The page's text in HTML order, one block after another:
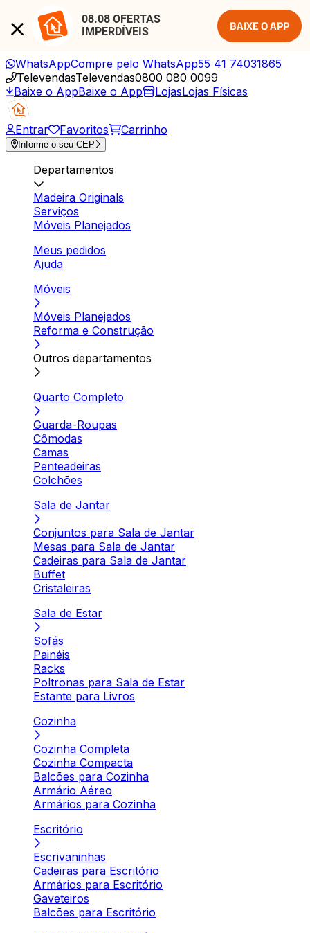
08.08 OFERTAS
IMPERDÍVEIS
BAIXE O APP
WhatsAppCompre pelo WhatsApp55 41 74031865
TelevendasTelevendas0800 080 0099
Baixe o AppBaixe o App LojasLojas Físicas
Entrar Favoritos Carrinho
Informe o seu CEP
Departamentos
Madeira Originals
Serviços
Móveis Planejados
Meus pedidos
Ajuda
Móveis
Móveis Planejados
Reforma e Construção
Outros departamentos
Quarto Completo
Guarda-Roupas
Cômodas
Camas
Penteadeiras
Colchões
Sala de Jantar
Conjuntos para Sala de Jantar
Mesas para Sala de Jantar
Cadeiras para Sala de Jantar
Buffet
Cristaleiras
Sala de Estar
Sofás
Painéis
Racks
Poltronas para Sala de Estar
Estante para Livros
Cozinha
Cozinha Completa
Cozinha Compacta
Balcões para Cozinha
Armário Aéreo
Armários para Cozinha
Escritório
Escrivaninhas
Cadeiras para Escritório
Armários para Escritório
Gaveteiros
Balcões para Escritório